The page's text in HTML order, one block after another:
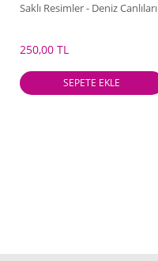
Saklı Resimler - Deniz Canlıları
250,00 TL
SEPETE EKLE